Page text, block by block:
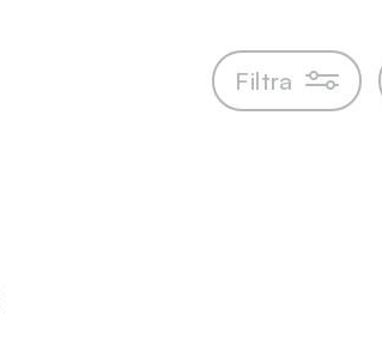
Il mio profilo
I miei ordini
Filtra